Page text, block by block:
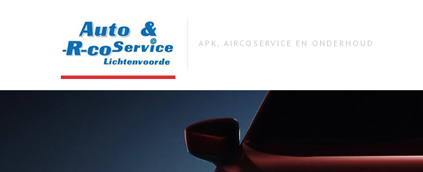
APK, AIRCOSERVICE EN ONDERHOUD